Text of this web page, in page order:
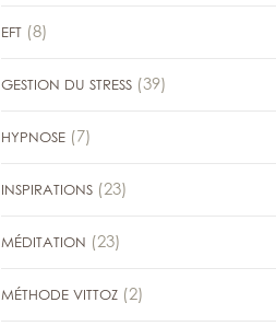
EFT(8)
GESTION DU STRESS(39)
HYPNOSE(7)
INSPIRATIONS(23)
MÉDITATION (23)
MÉTHODE VITTOZ(2)